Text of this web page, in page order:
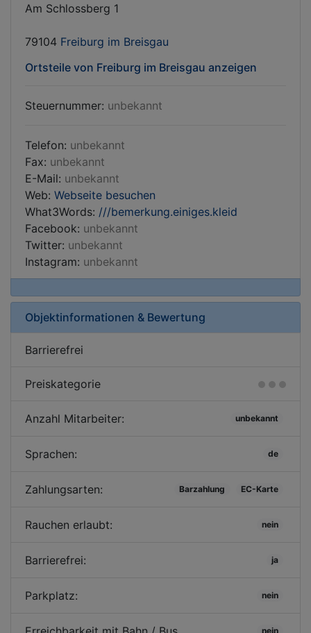
Am Schlossberg 1
79104 Freiburg im Breisgau
Ortsteile von Freiburg im Breisgau anzeigen
Steuernummer: unbekannt
Telefon: unbekannt
Fax: unbekannt
E-Mail: unbekannt
Web: Webseite besuchen
What3Words: ///bemerkung.einiges.kleid
Facebook: unbekannt
Twitter: unbekannt
Instagram: unbekannt
Objektinformationen & Bewertung
Barrierefrei
Preiskategorie
Anzahl Mitarbeiter: unbekannt
Sprachen: de
Zahlungsarten: Barzahlung EC-Karte
Rauchen erlaubt: nein
Barrierefrei: ja
Parkplatz: nein
nein